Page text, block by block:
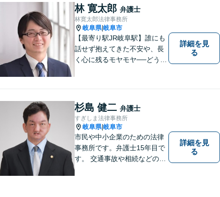
決への第一歩です。小さな問
題から大きな問題まで、お気
軽にご相談ください。
林 寛太郎 弁護士
林寛太郎法律事務所
岐阜県|岐阜市
【最寄り駅JR岐阜駅】誰にも
話せず抱えてきた不安や、長
く心に残るモヤモヤ──どうぞ
いながら、これからの一歩を
一緒に見つけていきます。
【丁寧なヒアリング】【地域
密着型の法律事務所】
詳細を見
る
杉島 健二 弁護士
すぎしま法律事務所
岐阜県|岐阜市
市民や中小企業のための法律
事務所です。弁護士15年目で
す。 交通事故や相続などの相
詳細を見
る